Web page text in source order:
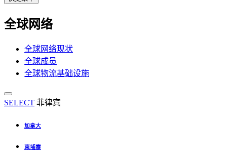
全球网络
全球网络现状
全球成员
全球物流基础设施
SELECT 菲律宾
加拿大
柬埔寨